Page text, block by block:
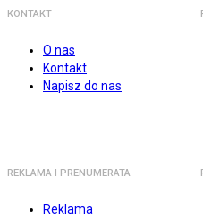
KONTAKT
O nas
Kontakt
Napisz do nas
REKLAMA I PRENUMERATA
Reklama